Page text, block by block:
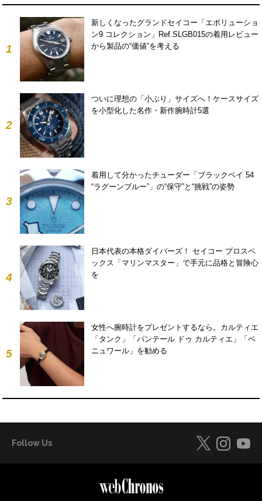
1
新しくなったグランドセイコー「エボリューショ
ン9 コレクション」Ref.SLGB015の着用レビュー
から製品の“価値”を考える
2
ついに理想の「小ぶり」サイズへ！ケースサイズ
を小型化した名作・新作腕時計5選
3
着用して分かったチューダー「ブラックベイ 54
“ラグーンブルー”」の“保守”と“挑戦”の姿勢
4
日本代表の本格ダイバーズ！ セイコー プロスペ
ックス「マリンマスター」で手元に品格と冒険心
を
5
女性へ腕時計をプレゼントするなら。カルティエ
「タンク」「パンテール ドゥ カルティエ」「ベ
ニュワール」を勧める
Follow Us